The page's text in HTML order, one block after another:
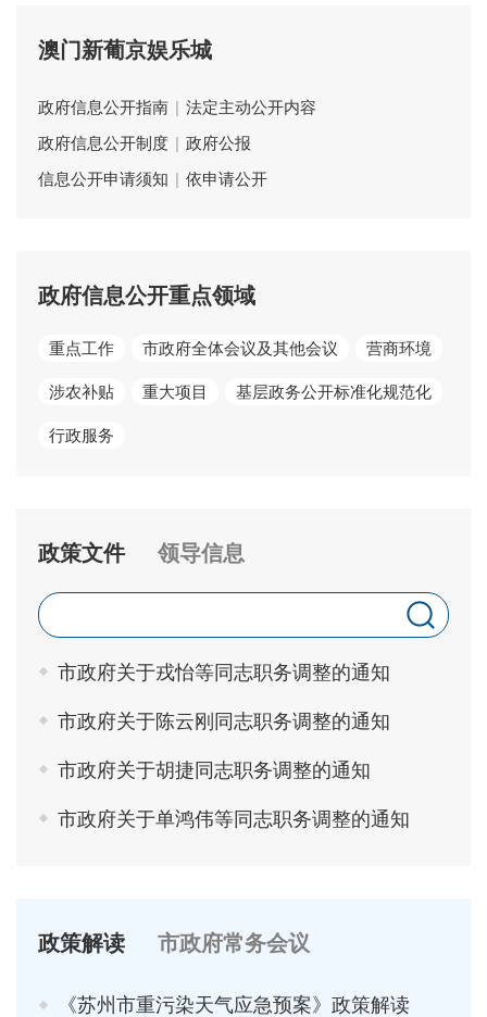
澳门新葡京娱乐城
政府信息公开指南 | 法定主动公开内容
政府信息公开制度 | 政府公报
信息公开申请须知 | 依申请公开
政府信息公开重点领域
重点工作 市政府全体会议及其他会议 营商环境
涉农补贴 重大项目 基层政务公开标准化规范化
行政服务
政策文件 领导信息
市政府关于戎怡等同志职务调整的通知
市政府关于陈云刚同志职务调整的通知
市政府关于胡捷同志职务调整的通知
市政府关于单鸿伟等同志职务调整的通知
政策解读 市政府常务会议
《苏州市重污染天气应急预案》政策解读